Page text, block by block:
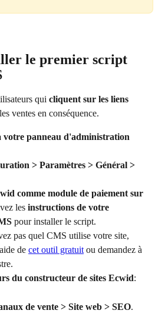
le premier script
qui cliquent sur les liens
ventes en conséquence.
votre panneau d'administration
> Paramètres > Général >
comme module de paiement sur
les instructions de votre
pour installer le script.
pas quel CMS utilise votre site,
de cet outil gratuit ou demandez à
du constructeur de sites Ecwid:
de vente > Site web > SEO.